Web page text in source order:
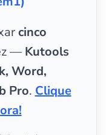
cinco
— Kutools
Word,
Pro. Clique